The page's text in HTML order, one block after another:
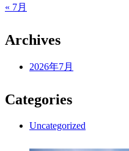
« 7月
Archives
2026年7月
Categories
Uncategorized